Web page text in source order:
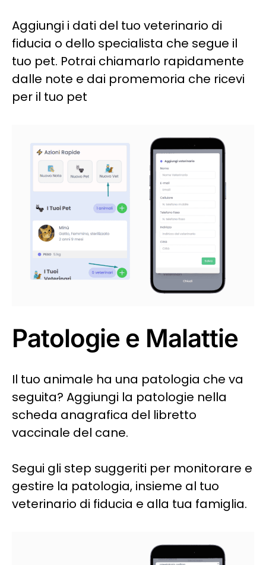
Aggiungi i dati del tuo veterinario di
fiducia o dello specialista che segue il
tuo pet. Potrai chiamarlo rapidamente
dalle note e dai promemoria che ricevi
per il tuo pet
Patologie e Malattie
Il tuo animale ha una patologia che va
seguita? Aggiungi la patologie nella
scheda anagrafica del libretto
vaccinale del cane.
Segui gli step suggeriti per monitorare e
gestire la patologia, insieme al tuo
veterinario di fiducia e alla tua famiglia.